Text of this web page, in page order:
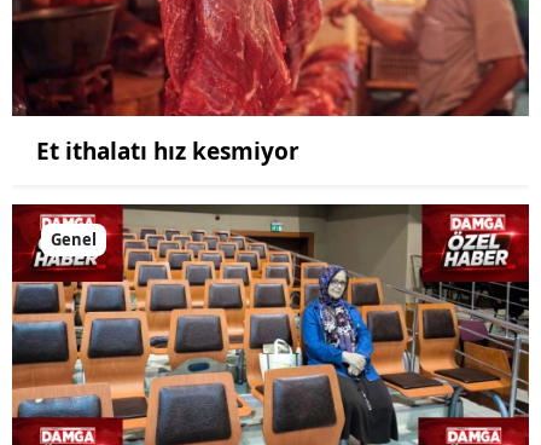
Et ithalatı hız kesmiyor
Genel